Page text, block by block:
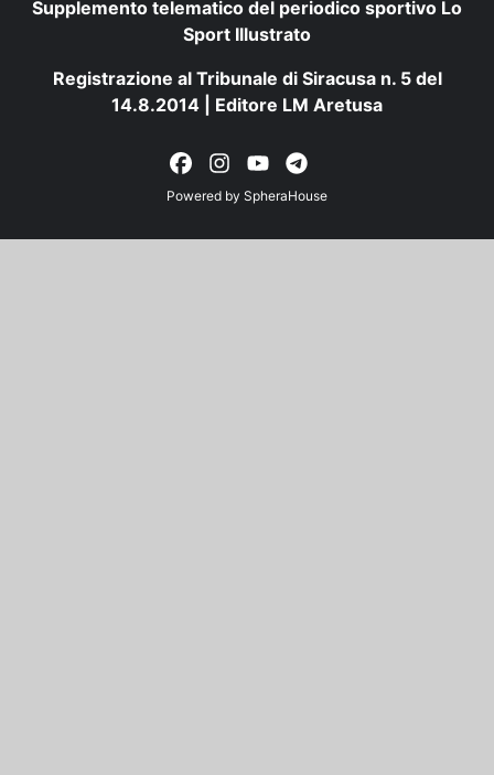
Supplemento telematico del periodico sportivo Lo
Sport Illustrato
Registrazione al Tribunale di Siracusa n. 5 del
14.8.2014 | Editore LM Aretusa
Powered by SpheraHouse